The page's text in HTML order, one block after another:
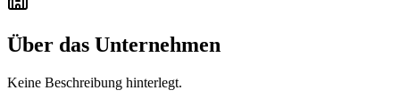
Über das Unternehmen
Keine Beschreibung hinterlegt.